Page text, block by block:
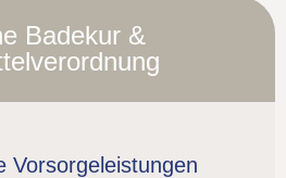
Badekur &
Vorsorgeleistungen